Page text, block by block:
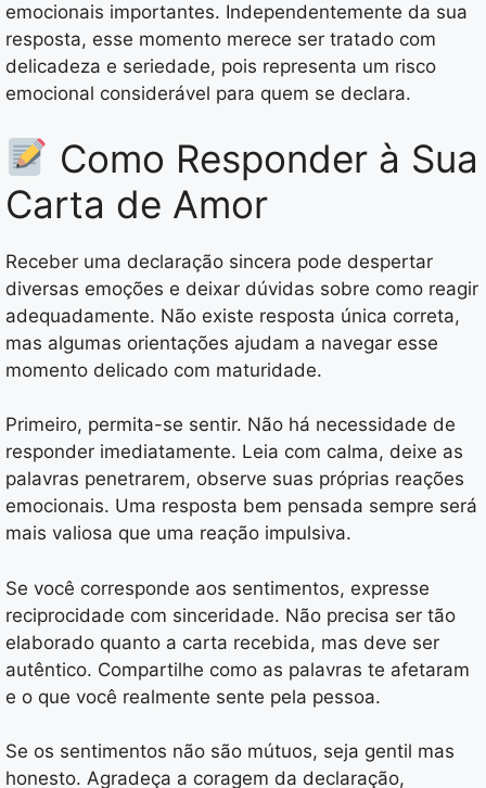
emocionais importantes. Independentemente da sua
resposta, esse momento merece ser tratado com
delicadeza e seriedade, pois representa um risco
emocional considerável para quem se declara.
Como Responder à Sua
Carta de Amor
Receber uma declaração sincera pode despertar
diversas emoções e deixar dúvidas sobre como reagir
adequadamente. Não existe resposta única correta,
mas algumas orientações ajudam a navegar esse
momento delicado com maturidade.
Primeiro, permita-se sentir. Não há necessidade de
responder imediatamente. Leia com calma, deixe as
palavras penetrarem, observe suas próprias reações
emocionais. Uma resposta bem pensada sempre será
mais valiosa que uma reação impulsiva.
Se você corresponde aos sentimentos, expresse
reciprocidade com sinceridade. Não precisa ser tão
elaborado quanto a carta recebida, mas deve ser
autêntico. Compartilhe como as palavras te afetaram
e o que você realmente sente pela pessoa.
Se os sentimentos não são mútuos, seja gentil mas
honesto. Agradeça a coragem da declaração,